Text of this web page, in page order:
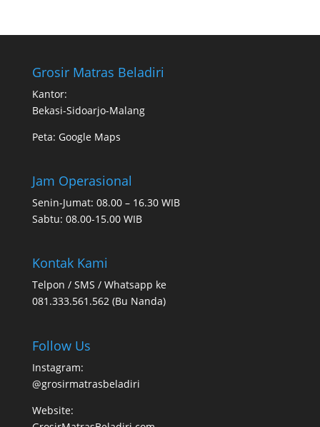
Grosir Matras Beladiri
Kantor:
Bekasi-Sidoarjo-Malang
Peta: Google Maps
Jam Operasional
Senin-Jumat: 08.00 – 16.30 WIB
Sabtu: 08.00-15.00 WIB
Kontak Kami
Telpon / SMS / Whatsapp ke
081.333.561.562 (Bu Nanda)
Follow Us
Instagram:
@grosirmatrasbeladiri
Website: